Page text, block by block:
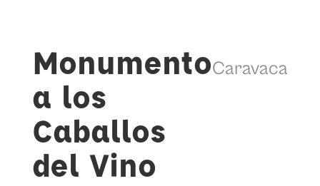
Monumento
a los
Caballos
del Vino
Caravaca